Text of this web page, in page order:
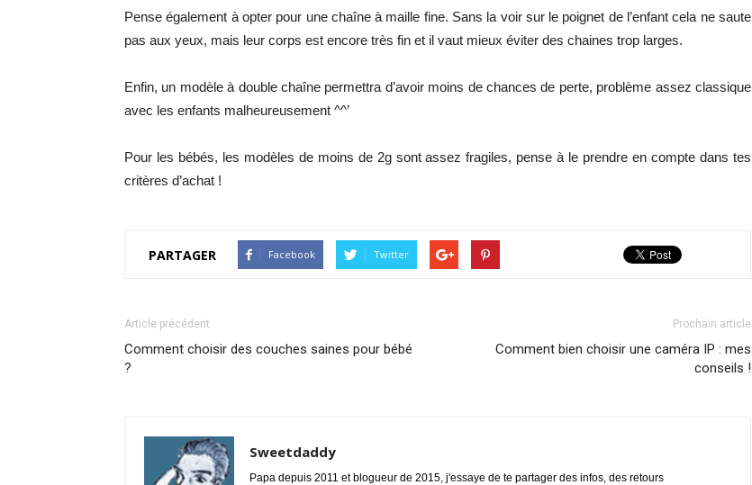
Pense également à opter pour une chaîne à maille fine. Sans la voir sur le poignet de l’enfant cela ne saute
pas aux yeux, mais leur corps est encore très fin et il vaut mieux éviter des chaines trop larges.
Enfin, un modèle à double chaîne permettra d’avoir moins de chances de perte, problème assez classique
avec les enfants malheureusement ^^’
Pour les bébés, les modèles de moins de 2g sont assez fragiles, pense à le prendre en compte dans tes
critères d’achat !
PARTAGER Facebook Twitter
Article précédent
Comment choisir des couches saines pour bébé
?
Prochain article
Comment bien choisir une caméra IP : mes
conseils !
Sweetdaddy
Papa depuis 2011 et blogueur de 2015, j'essaye de te partager des infos, des retours